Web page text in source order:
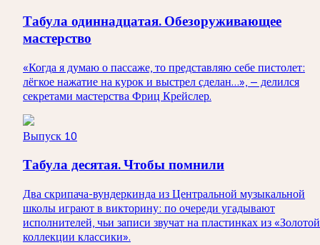
Табула одиннадцатая. Обезоруживающее
мастерство
«Когда я думаю о пассаже, то представляю себе пистолет:
лёгкое нажатие на курок и выстрел сделан…», — делился
секретами мастерства Фриц Крейслер.
Выпуск 10
Табула десятая. Чтобы помнили
Два скрипача-вундеркинда из Центральной музыкальной
школы играют в викторину: по очереди угадывают
исполнителей, чьи записи звучат на пластинках из «Золотой
коллекции классики».